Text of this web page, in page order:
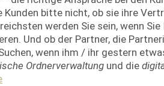
Kunden bitte nicht, ob sie ihre
werden Sie sein, wenn
Und ob der Partner, die
wenn ihm / ihr gestern
Ordnerverwaltung und die